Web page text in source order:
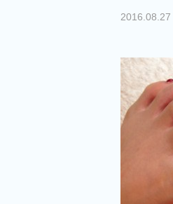
2016.08.27